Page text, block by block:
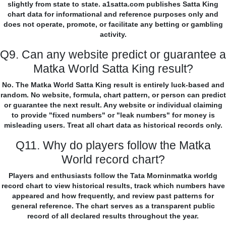
slightly from state to state. a1satta.com publishes Satta King
chart data for informational and reference purposes only and
does not operate, promote, or facilitate any betting or gambling
activity.
Q9. Can any website predict or guarantee a
Matka World Satta King result?
No. The Matka World Satta King result is entirely luck-based and
random. No website, formula, chart pattern, or person can predict
or guarantee the next result. Any website or individual claiming
to provide "fixed numbers" or "leak numbers" for money is
misleading users. Treat all chart data as historical records only.
Q11. Why do players follow the Matka
World record chart?
Players and enthusiasts follow the Tata Morninmatka worldg
record chart to view historical results, track which numbers have
appeared and how frequently, and review past patterns for
general reference. The chart serves as a transparent public
record of all declared results throughout the year.